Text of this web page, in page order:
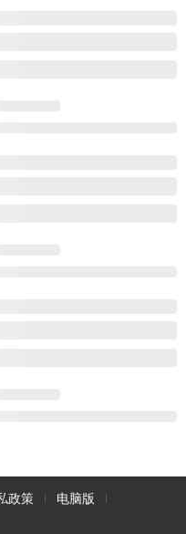
政策 电脑版